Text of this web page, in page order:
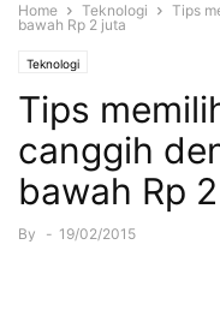
Home Teknologi
Tips
bawah Rp 2 juta
Teknologi
Tips
canggih
bawah Rp
By - 19/02/2015